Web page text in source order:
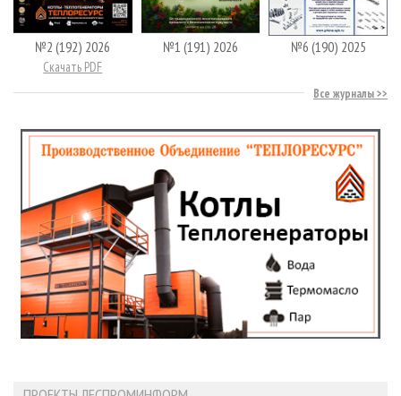
№2 (192) 2026
Скачать PDF
№1 (191) 2026 №6 (190) 2025
Все журналы